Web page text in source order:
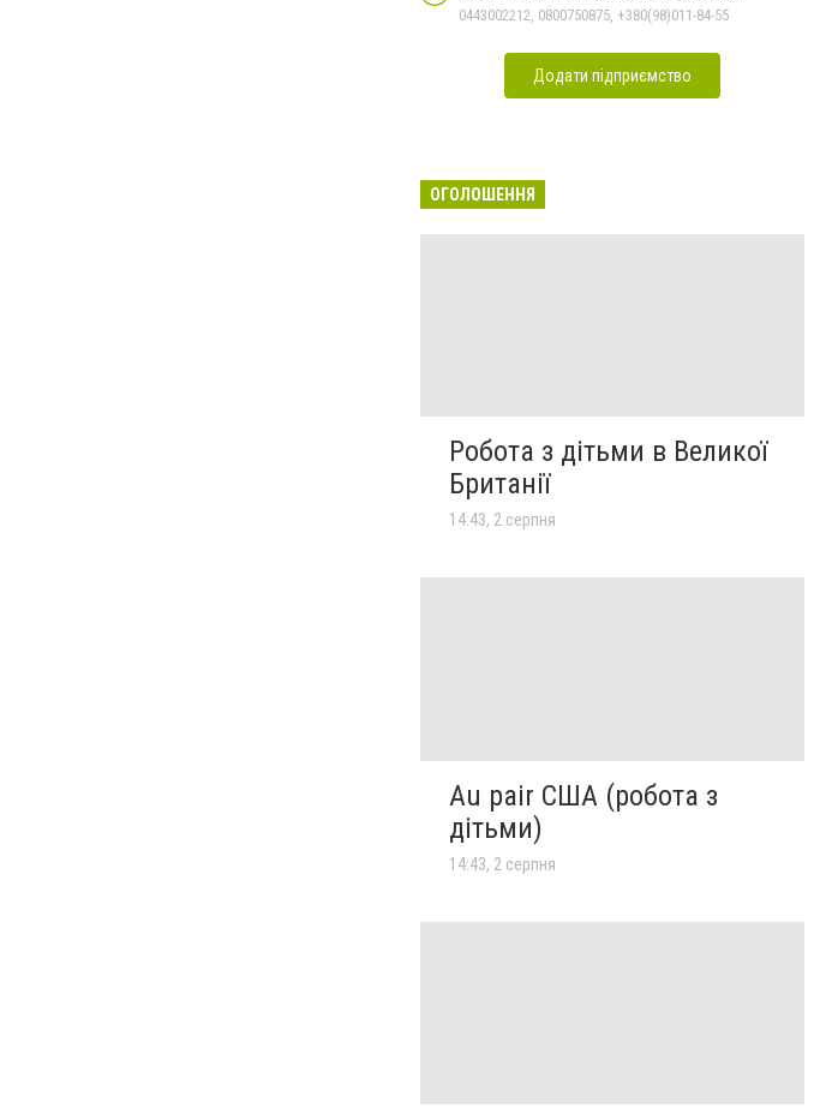
0443002212, 0800750875, +380(98)011-84-55
Додати підприємство
ОГОЛОШЕННЯ
Робота з дітьми в Великої
Британії
14:43, 2 серпня
Au pair США (робота з
дітьми)
14:43, 2 серпня